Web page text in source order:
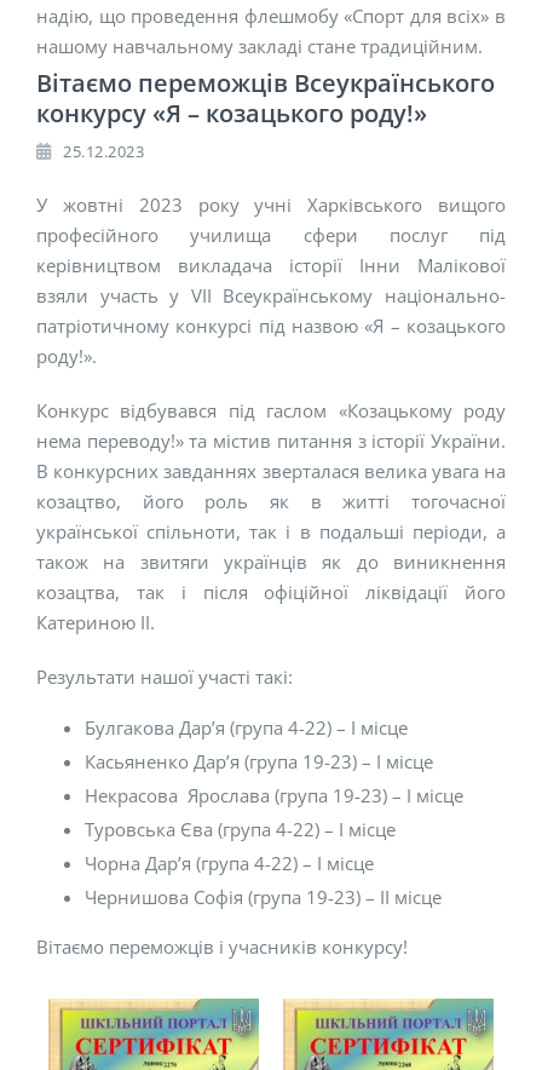
надію, що проведення флешмобу «Спорт для всіх» в
нашому навчальному закладі стане традиційним.
Вітаємо переможців Всеукраїнського
конкурсу «Я – козацького роду!»
25.12.2023
У жовтні 2023 року учні Харківського вищого
професійного училища сфери послуг під
керівництвом викладача історії Інни Малікової
взяли участь у VII Всеукраїнському національно-
патріотичному конкурсі під назвою «Я – козацького
роду!».
Конкурс відбувався під гаслом «Козацькому роду
нема переводу!» та містив питання з історії України.
В конкурсних завданнях зверталася велика увага на
козацтво, його роль як в житті тогочасної
української спільноти, так і в подальші періоди, а
також на звитяги українців як до виникнення
козацтва, так і після офіційної ліквідації його
Катериною ІІ.
Результати нашої участі такі:
Булгакова Дар’я (група 4-22) – І місце
Касьяненко Дар’я (група 19-23) – І місце
Некрасова Ярослава (група 19-23) – І місце
Туровська Єва (група 4-22) – І місце
Чорна Дар’я (група 4-22) – І місце
Чернишова Софія (група 19-23) – ІІ місце
Вітаємо переможців і учасників конкурсу!